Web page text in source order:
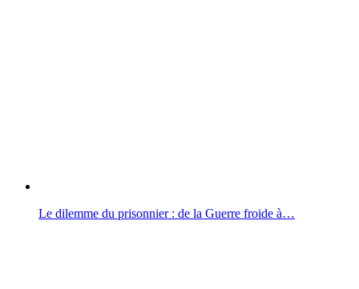
Le dilemme du prisonnier : de la Guerre froide à…